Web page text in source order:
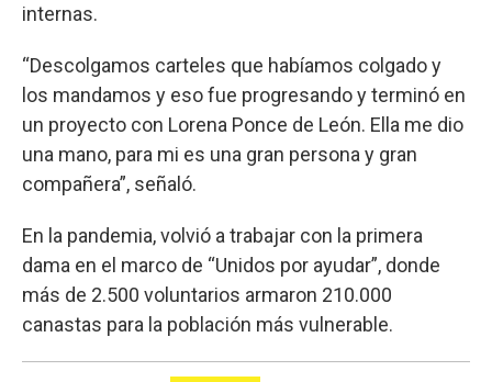
internas.
“Descolgamos carteles que habíamos colgado y
los mandamos y eso fue progresando y terminó en
un proyecto con Lorena Ponce de León. Ella me dio
una mano, para mi es una gran persona y gran
compañera”, señaló.
En la pandemia, volvió a trabajar con la primera
dama en el marco de “Unidos por ayudar”, donde
más de 2.500 voluntarios armaron 210.000
canastas para la población más vulnerable.